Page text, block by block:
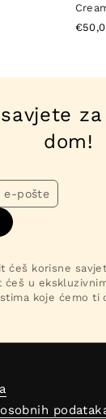
dom!
ćeš korisne
ćeš u
koje ćemo ti